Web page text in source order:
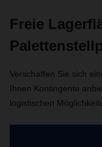
Freie
Verschaffen Sie sich
Ihnen Kontingente
logistischen